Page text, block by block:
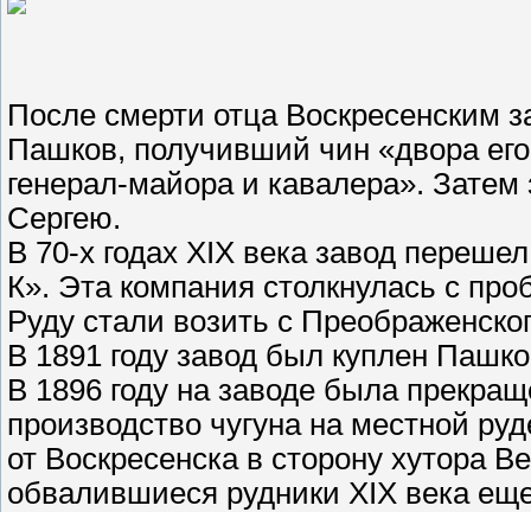
После смерти отца Воскресенским
Пашков, получивший чин «двора
генерал-майора и кавалера».
Сергею.
В 70-х годах XIX века завод
К». Эта компания столкнулась с
Руду стали возить с
В 1891 году завод был куплен
В 1896 году на заводе была
производство чугуна на местной
от Воскресенска в сторону хутора
обвалившиеся рудники XIX века